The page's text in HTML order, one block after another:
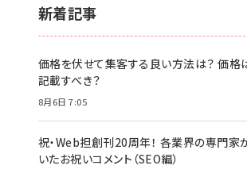
z世代 (1622)
meo (1275)
新着記事
価格を伏せて集客する良い方法は？ 価格
記載すべき？
8月6日 7:05
祝・Web担創刊20周年！ 各業界の専門家
いたお祝いコメント（SEO編）